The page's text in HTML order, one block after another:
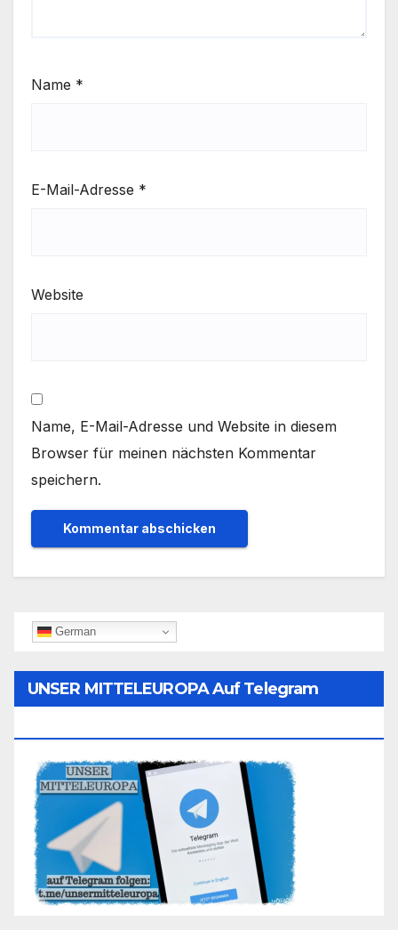
Name *
E-Mail-Adresse *
Website
Name, E-Mail-Adresse und Website in diesem
Browser für meinen nächsten Kommentar
speichern.
German
UNSER MITTELEUROPA Auf Telegram